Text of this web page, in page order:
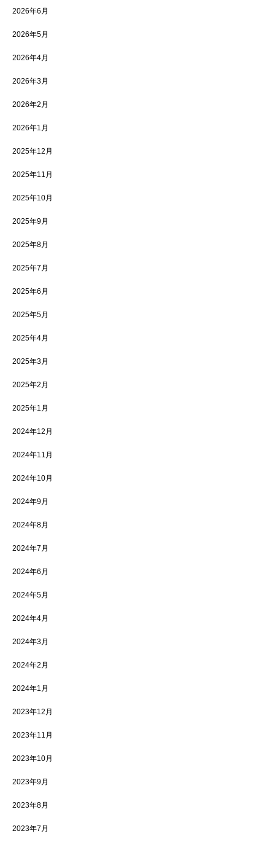
2026年6月
2026年5月
2026年4月
2026年3月
2026年2月
2026年1月
2025年12月
2025年11月
2025年10月
2025年9月
2025年8月
2025年7月
2025年6月
2025年5月
2025年4月
2025年3月
2025年2月
2025年1月
2024年12月
2024年11月
2024年10月
2024年9月
2024年8月
2024年7月
2024年6月
2024年5月
2024年4月
2024年3月
2024年2月
2024年1月
2023年12月
2023年11月
2023年10月
2023年9月
2023年8月
2023年7月